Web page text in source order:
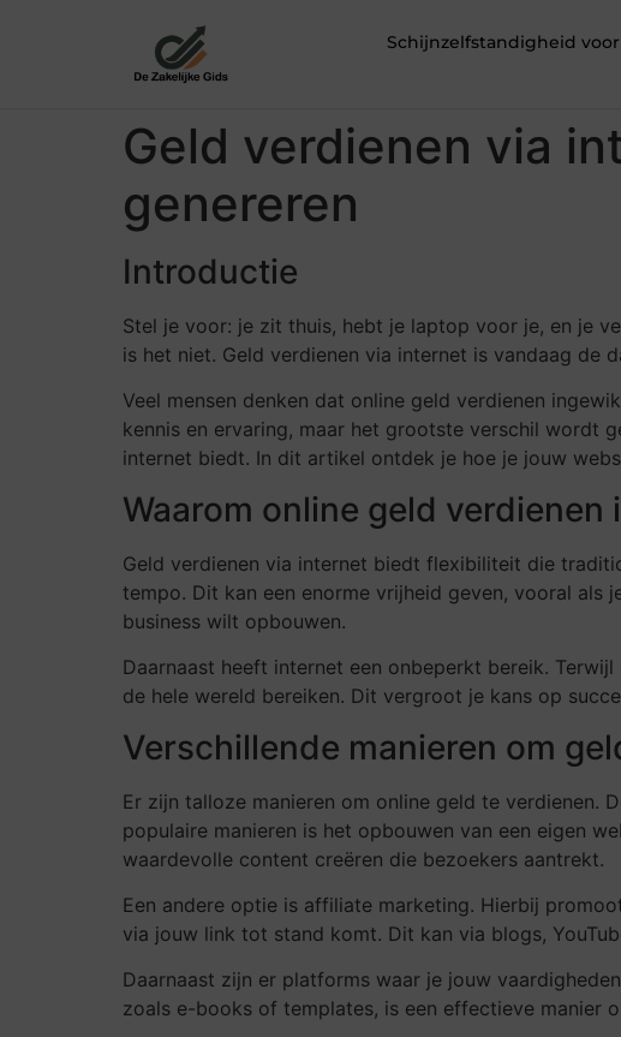
Schijnzelfstandigheid
Geld verdienen via
genereren
Introductie
Stel je voor: je zit thuis, hebt je laptop voor je, en je
is het niet. Geld verdienen via internet is vandaag de
Veel mensen denken dat online geld verdienen
kennis en ervaring, maar het grootste verschil wordt
internet biedt. In dit artikel ontdek je hoe je jouw
Waarom online geld verdienen
Geld verdienen via internet biedt flexibiliteit die
tempo. Dit kan een enorme vrijheid geven, vooral als
business wilt opbouwen.
Daarnaast heeft internet een onbeperkt bereik.
de hele wereld bereiken. Dit vergroot je kans op
Verschillende manieren om
Er zijn talloze manieren om online geld te verdienen.
populaire manieren is het opbouwen van een eigen
waardevolle content creëren die bezoekers aantrekt.
Een andere optie is affiliate marketing. Hierbij
via jouw link tot stand komt. Dit kan via blogs,
Daarnaast zijn er platforms waar je jouw
zoals e-books of templates, is een effectieve manier